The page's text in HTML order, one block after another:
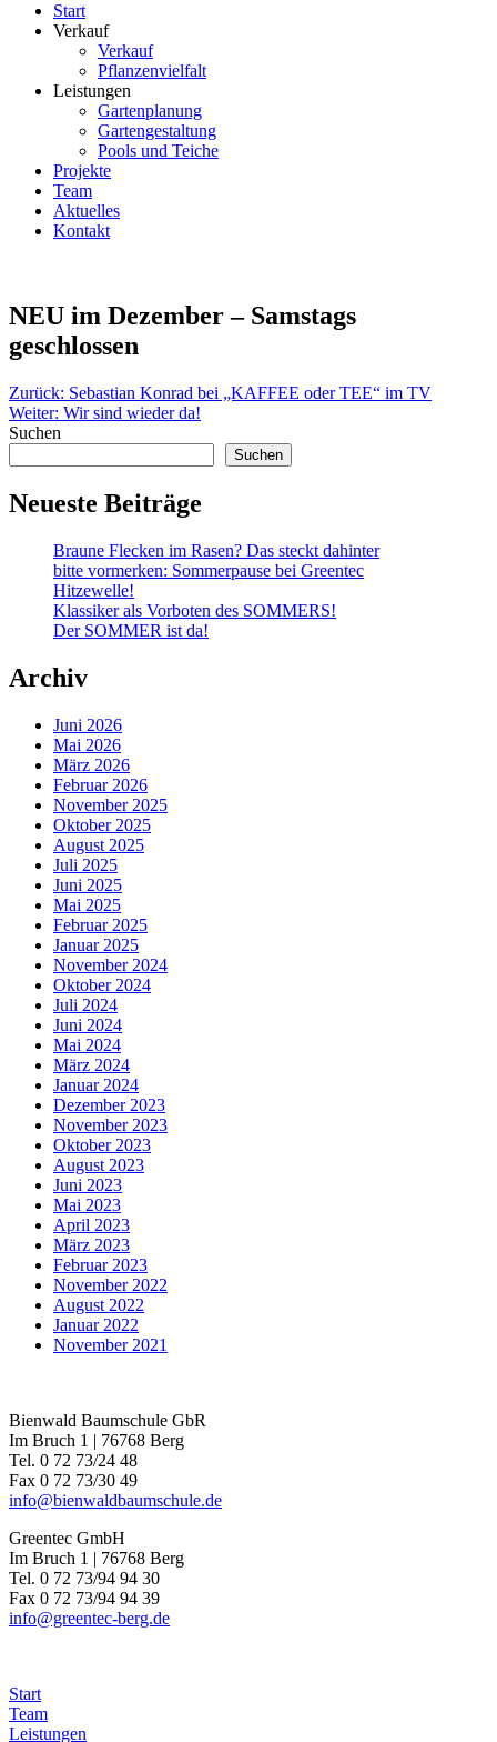
Start
Verkauf
Verkauf
Pflanzenvielfalt
Leistungen
Gartenplanung
Gartengestaltung
Pools und Teiche
Projekte
Team
Aktuelles
Kontakt
NEU im Dezember – Samstags
geschlossen
Beitragsnavigation
Zurück: Sebastian Konrad bei „KAFFEE oder TEE“ im TV
Weiter: Wir sind wieder da!
Suchen
Suchen
Neueste Beiträge
Braune Flecken im Rasen? Das steckt dahinter
bitte vormerken: Sommerpause bei Greentec
Hitzewelle!
Klassiker als Vorboten des SOMMERS!
Der SOMMER ist da!
Archiv
Juni 2026
Mai 2026
März 2026
Februar 2026
November 2025
Oktober 2025
August 2025
Juli 2025
Juni 2025
Mai 2025
Februar 2025
Januar 2025
November 2024
Oktober 2024
Juli 2024
Juni 2024
Mai 2024
März 2024
Januar 2024
Dezember 2023
November 2023
Oktober 2023
August 2023
Juni 2023
Mai 2023
April 2023
März 2023
Februar 2023
November 2022
August 2022
Januar 2022
November 2021
Bienwald Baumschule GbR
Im Bruch 1 | 76768 Berg
Tel. 0 72 73/24 48
Fax 0 72 73/30 49
info@bienwaldbaumschule.de
Greentec GmbH
Im Bruch 1 | 76768 Berg
Tel. 0 72 73/94 94 30
Fax 0 72 73/94 94 39
info@greentec-berg.de
Start
Team
Leistungen